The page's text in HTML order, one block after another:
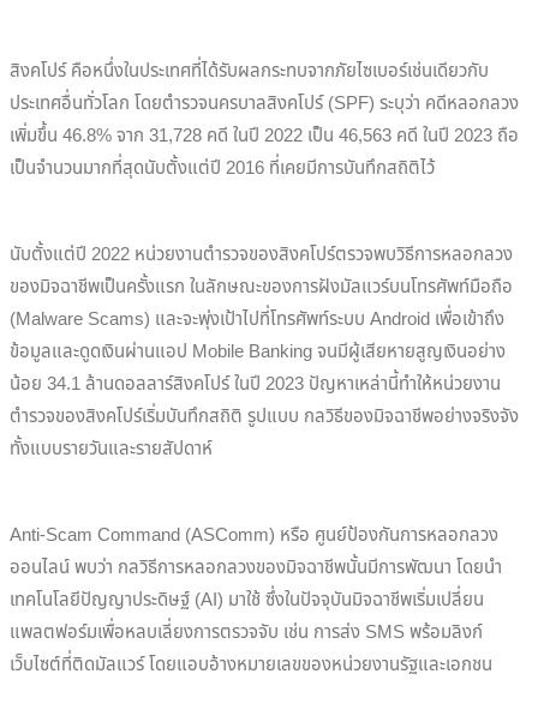
สิงคโปร์ คือหนึ่งในประเทศที่ได้รับผลกระทบจากภัยไซเบอร์เช่นเดียวกับ
ประเทศอื่นทั่วโลก โดยตำรวจนครบาลสิงคโปร์ (SPF) ระบุว่า คดีหลอกลวง
เพิ่มขึ้น 46.8% จาก 31,728 คดี ในปี 2022 เป็น 46,563 คดี ในปี 2023 ถือ
เป็นจำนวนมากที่สุดนับตั้งแต่ปี 2016 ที่เคยมีการบันทึกสถิติไว้
นับตั้งแต่ปี 2022 หน่วยงานตำรวจของสิงคโปร์ตรวจพบวิธีการหลอกลวง
ของมิจฉาชีพเป็นครั้งแรก ในลักษณะของการฝังมัลแวร์บนโทรศัพท์มือถือ
(Malware Scams) และจะพุ่งเป้าไปที่โทรศัพท์ระบบ Android เพื่อเข้าถึง
ข้อมูลและดูดเงินผ่านแอป Mobile Banking จนมีผู้เสียหายสูญเงินอย่าง
น้อย 34.1 ล้านดอลลาร์สิงคโปร์ ในปี 2023 ปัญหาเหล่านี้ทำให้หน่วยงาน
ตำรวจของสิงคโปร์เริ่มบันทึกสถิติ รูปแบบ กลวิธีของมิจฉาชีพอย่างจริงจัง
ทั้งแบบรายวันและรายสัปดาห์
Anti-Scam Command (ASComm) หรือ ศูนย์ป้องกันการหลอกลวง
ออนไลน์ พบว่า กลวิธีการหลอกลวงของมิจฉาชีพนั้นมีการพัฒนา โดยนำ
เทคโนโลยีปัญญาประดิษฐ์ (AI) มาใช้ ซึ่งในปัจจุบันมิจฉาชีพเริ่มเปลี่ยน
แพลตฟอร์มเพื่อหลบเลี่ยงการตรวจจับ เช่น การส่ง SMS พร้อมลิงก์
เว็บไซต์ที่ติดมัลแวร์ โดยแอบอ้างหมายเลขของหน่วยงานรัฐและเอกชน